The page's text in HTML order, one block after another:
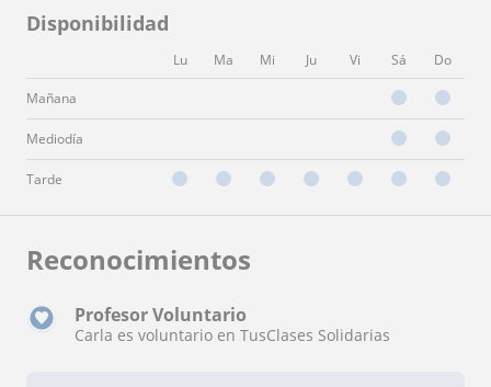
Disponibilidad
Lu Ma Mi Ju Vi Sá Do
Mañana
Mediodía
Tarde
Reconocimientos
Profesor Voluntario
Carla es voluntario en TusClases Solidarias